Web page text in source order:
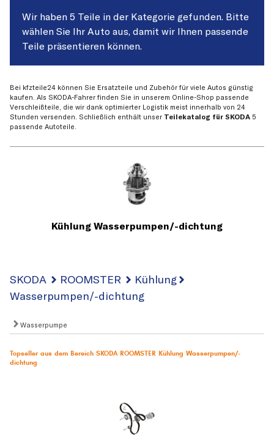
Wir haben 5 Teile in der Kategorie gefunden. Bitte
wählen Sie Ihr Auto aus, damit wir Ihnen passende
Teile präsentieren können.
Bei kfzteile24 können Sie Ersatzteile und Zubehör für viele Autos günstig
kaufen. Als SKODA-Fahrer finden Sie in unserem Online-Shop passende
Verschleißteile, die wir dank optimierter Logistik meist innerhalb von 24
Stunden versenden. Schließlich enthält unser Teilekatalog für SKODA 5
passende Autoteile.
Kühlung Wasserpumpen/-dichtung
SKODA ROOMSTER
Kühlung
Wasserpumpen/-dichtung
Wasserpumpe
Topseller aus dem Bereich SKODA ROOMSTER Kühlung Wasserpumpen/-
dichtung